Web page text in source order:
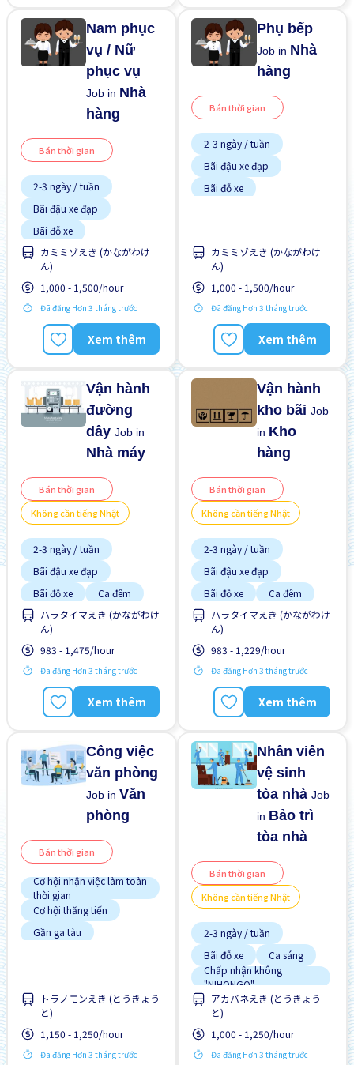
Nam phục
vụ / Nữ
phục vụ
Job in Nhà
hàng
Bán thời gian
2-3 ngày / tuần
Bãi đậu xe đạp
Bãi đỗ xe
Có chỗ ở lại
Giao dịch đã thanh toán
Hỗ trợ bữa ăn
Không cần kinh nghiệm
Lao động người nước
カミミゾえき (かながわけ
ん)
1,000 - 1,500/hour
Đã đăng Hơn 3 tháng trước
Xem thêm
Phụ bếp
Job in Nhà
hàng
Bán thời gian
2-3 ngày / tuần
Bãi đậu xe đạp
Bãi đỗ xe
Hỗ trợ bữa ăn
Ít hơn theo thời gian
Không cần kinh nghiệm
Lao động người nước
ngoài
カミミゾえき (かながわけ
ん)
1,000 - 1,500/hour
Đã đăng Hơn 3 tháng trước
Xem thêm
Vận hành
đường
dâyJob in
Nhà máy
Bán thời gian
Không cần tiếng Nhật
2-3 ngày / tuần
Bãi đậu xe đạp
Bãi đỗ xe
Ca đêm
Chấp nhận không
"NIHONGO"
Có bến xe buýt ở gần
Cơ hội lương cao
Cơ hội nhận việc làm toàn
thời gian
Cơ hội thăng tiến
ハラタイマえき (かながわけ
ん)
983 - 1,475/hour
Đã đăng Hơn 3 tháng trước
Xem thêm
Vận hành
kho bãiJob
in Kho
hàng
Bán thời gian
Không cần tiếng Nhật
2-3 ngày / tuần
Bãi đậu xe đạp
Bãi đỗ xe
Ca đêm
Chấp nhận không
"NIHONGO"
Có bến xe buýt ở gần
Cơ hội lương cao
Cơ hội nhận việc làm toàn
thời gian
Cơ hội thăng tiến
ハラタイマえき (かながわけ
ん)
983 - 1,229/hour
Đã đăng Hơn 3 tháng trước
Xem thêm
Công việc
văn phòng
Job inVăn
phòng
Bán thời gian
Cơ hội nhận việc làm toàn
thời gian
Cơ hội thăng tiến
Gần ga tàu
Ít hơn theo thời gian
Không cần kinh nghiệm
Lao động người nước
ngoài
トラノモンえき (とうきょう
と)
1,150 - 1,250/hour
Đã đăng Hơn 3 tháng trước
Nhân viên
vệ sinh
tòa nhàJob
in Bảo trì
tòa nhà
Bán thời gian
Không cần tiếng Nhật
2-3 ngày / tuần
Bãi đỗ xe
Ca sáng
Chấp nhận không
"NIHONGO"
Chuyển đổi WKND
Có bến xe buýt ở gần
Cơ hội thăng tiến
アカバネえき (とうきょう
と)
1,000 - 1,250/hour
Đã đăng Hơn 3 tháng trước